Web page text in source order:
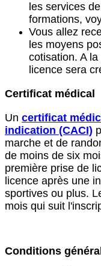
les services
formations,
Vous allez
les moyens
cotisation. A la
licence sera
Certificat médical
Un certificat
indication (CACI)
marche et de
de moins de six
première prise de
licence après une
sportives ou plus.
mois qui suit
Conditions